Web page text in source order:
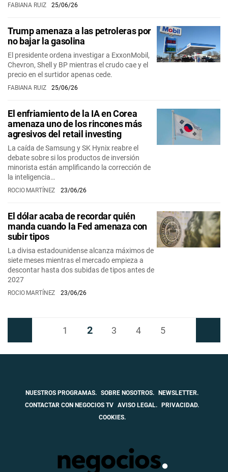
FABIANA RUIZ 25/06/26
Trump amenaza a las petroleras por
no bajar la gasolina
El presidente ordena investigar a ExxonMobil,
Chevron, Shell y BP mientras el crudo cae y el
precio en el surtidor apenas cede.
FABIANA RUIZ 25/06/26
El enfriamiento de la IA en Corea
amenaza uno de los rincones más
agresivos del retail investing
La caída de Samsung y SK Hynix reabre el
debate sobre si los productos de inversión
minorista están amplificando la corrección de
la inteligencia…
ROCIO MARTÍNEZ 23/06/26
El dólar acaba de recordar quién
manda cuando la Fed amenaza con
subir tipos
La divisa estadounidense alcanza máximos de
siete meses mientras el mercado empieza a
descontar hasta dos subidas de tipos antes de
2027
ROCIO MARTÍNEZ 23/06/26
1 2 3 4 5
NUESTROS PROGRAMAS. SOBRE NOSOTROS.
NEWSLETTER.
CONTACTAR CON NEGOCIOS TV AVISO LEGAL.
PRIVACIDAD.
COOKIES.